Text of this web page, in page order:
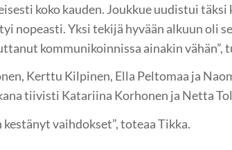
koko kauden. Joukkue uudistui täksi
nopeasti. Yksi tekijä hyvään alkuun oli
kommunikoinnissa ainakin vähän”,
Kerttu Kilpinen, Ella Peltomaa ja
tiivisti Katariina Korhonen ja Netta
vaihdokset”, toteaa Tikka.